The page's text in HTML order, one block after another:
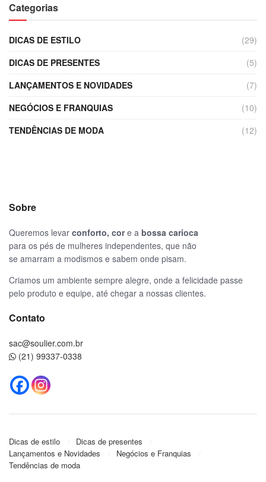
Categorias
DICAS DE ESTILO
(29)
DICAS DE PRESENTES
(5)
LANÇAMENTOS E NOVIDADES
(7)
NEGÓCIOS E FRANQUIAS
(10)
TENDÊNCIAS DE MODA
(12)
Sobre
Queremos levar conforto, core a bossa carioca
para os pés de mulheres independentes, que não
se amarram a modismos e sabem onde pisam.
Criamos um ambiente sempre alegre, onde a felicidade passe
pelo produto e equipe, até chegar a nossas clientes.
Contato
sac@soulier.com.br
(21) 99337-0338
Dicas de estilo
Dicas de presentes
Lançamentos e Novidades
Negócios e Franquias
Tendências de moda